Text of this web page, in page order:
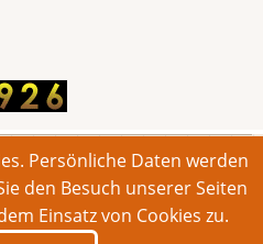
Alle Rechte vorbehalten.
Persönliche Daten werden
den Besuch unserer Seiten
Einsatz von Cookies zu.